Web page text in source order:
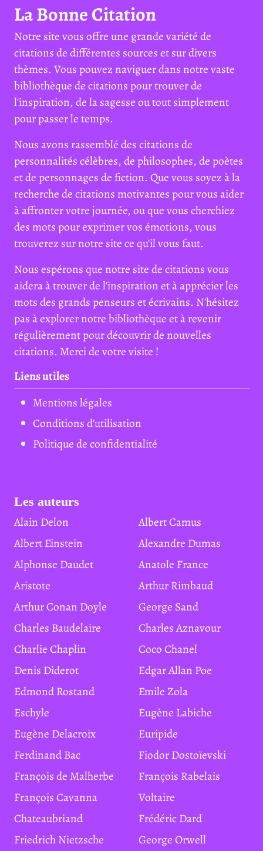
La Bonne Citation
Notre site vous offre une grande variété de
citations de différentes sources et sur divers
thèmes. Vous pouvez naviguer dans notre vaste
bibliothèque de citations pour trouver de
l'inspiration, de la sagesse ou tout simplement
pour passer le temps.
Nous avons rassemblé des citations de
personnalités célèbres, de philosophes, de poètes
et de personnages de fiction. Que vous soyez à la
recherche de citations motivantes pour vous aider
à affronter votre journée, ou que vous cherchiez
des mots pour exprimer vos émotions, vous
trouverez sur notre site ce qu'il vous faut.
Nous espérons que notre site de citations vous
aidera à trouver de l'inspiration et à apprécier les
mots des grands penseurs et écrivains. N'hésitez
pas à explorer notre bibliothèque et à revenir
régulièrement pour découvrir de nouvelles
citations. Merci de votre visite !
Liens utiles
Mentions légales
Conditions d'utilisation
Politique de confidentialité
Les auteurs
Alain Delon
Albert Camus
Albert Einstein
Alexandre Dumas
Alphonse Daudet
Anatole France
Aristote
Arthur Rimbaud
Arthur Conan Doyle
George Sand
Charles Baudelaire
Charles Aznavour
Charlie Chaplin
Coco Chanel
Denis Diderot
Edgar Allan Poe
Edmond Rostand
Emile Zola
Eschyle
Eugène Labiche
Eugène Delacroix
Euripide
Ferdinand Bac
Fiodor Dostoïevski
François de Malherbe
François Rabelais
François Cavanna
Voltaire
Chateaubriand
Frédéric Dard
Friedrich Nietzsche
George Orwell